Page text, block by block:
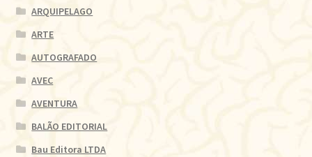
ARQUIPELAGO
ARTE
AUTOGRAFADO
AVEC
AVENTURA
BALÃO EDITORIAL
Bau Editora LTDA